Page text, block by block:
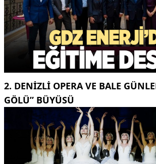
2. DENIZLI OPERA VE BALE
GÖLÜ” BÜYÜSÜ